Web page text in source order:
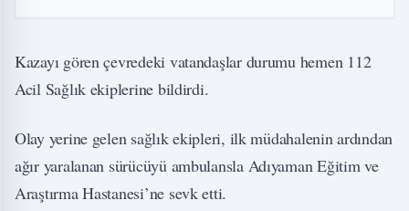
Kazayı gören çevredeki vatandaşlar durumu hemen 112
Acil Sağlık ekiplerine bildirdi.
Olay yerine gelen sağlık ekipleri, ilk müdahalenin ardından
ağır yaralanan sürücüyü ambulansla Adıyaman Eğitim ve
Araştırma Hastanesi’ne sevk etti.